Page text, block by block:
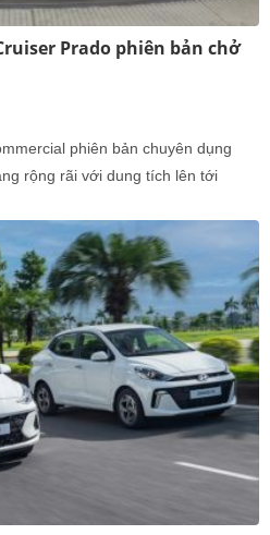
Prado phiên bản chở
phiên bản chuyên dụng
rộng rãi với dung tích lên tới
và phục vụ công việc chuyên